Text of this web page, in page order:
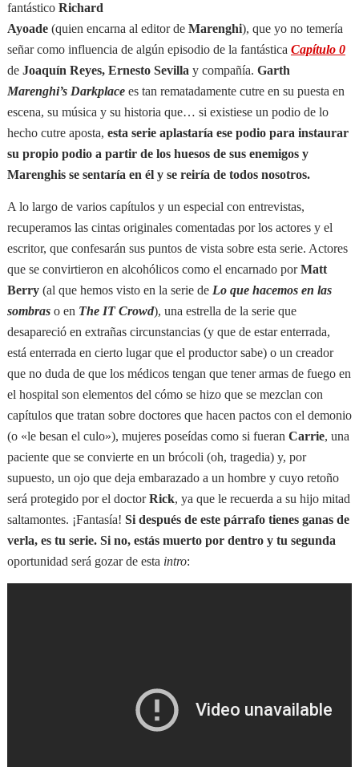
fantástico Richard
Ayoade(quien encarna al editor de Marenghi), que yo no temería
señar como influencia de algún episodio de la fantástica Capítulo 0
de Joaquín Reyes, Ernesto Sevilla y compañía. Garth
Marenghi’s Darkplacees tan rematadamente cutre en su puesta en
escena, su música y su historia que… si existiese un podio de lo
hecho cutre aposta, esta serie aplastaría ese podio para instaurar
su propio podio a partir de los huesos de sus enemigos y
Marenghis se sentaría en él y se reiría de todos nosotros.
A lo largo de varios capítulos y un especial con entrevistas,
recuperamos las cintas originales comentadas por los actores y el
escritor, que confesarán sus puntos de vista sobre esta serie. Actores
que se convirtieron en alcohólicos como el encarnado porMatt
Berry(al que hemos visto en la serie de Lo que hacemos en las
sombras o en The IT Crowd), una estrella de la serie que
desapareció en extrañas circunstancias (y que de estar enterrada,
está enterrada en cierto lugar que el productor sabe) o un creador
que no duda de que los médicos tengan que tener armas de fuego en
el hospital son elementos del cómo se hizo que se mezclan con
capítulos que tratan sobre doctores que hacen pactos con el demonio
(o «le besan el culo»), mujeres poseídas como si fueran Carrie, una
paciente que se convierte en un brócoli (oh, tragedia) y, por
supuesto, un ojo que deja embarazado a un hombre y cuyo retoño
será protegido por el doctorRick, ya que le recuerda a su hijo mitad
saltamontes. ¡Fantasía! Si después de este párrafo tienes ganas de
verla, es tu serie. Si no, estás muerto por dentro y tu segunda
oportunidad será gozar de esta intro: